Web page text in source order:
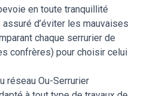
en toute tranquillité
d’éviter les mauvaises
chaque serrurier de
confrères) pour choisir celui
réseau Ou-Serrurier